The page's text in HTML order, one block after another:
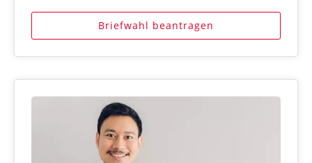
Briefwahl beantragen